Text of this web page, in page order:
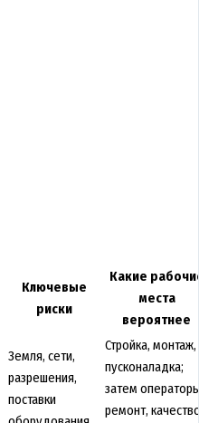
Ключевые
риски
Какие
места
вероятнее
Земля, сети,
разрешения,
поставки
Стройка, монтаж,
пусконаладка;
затем
ремонт,